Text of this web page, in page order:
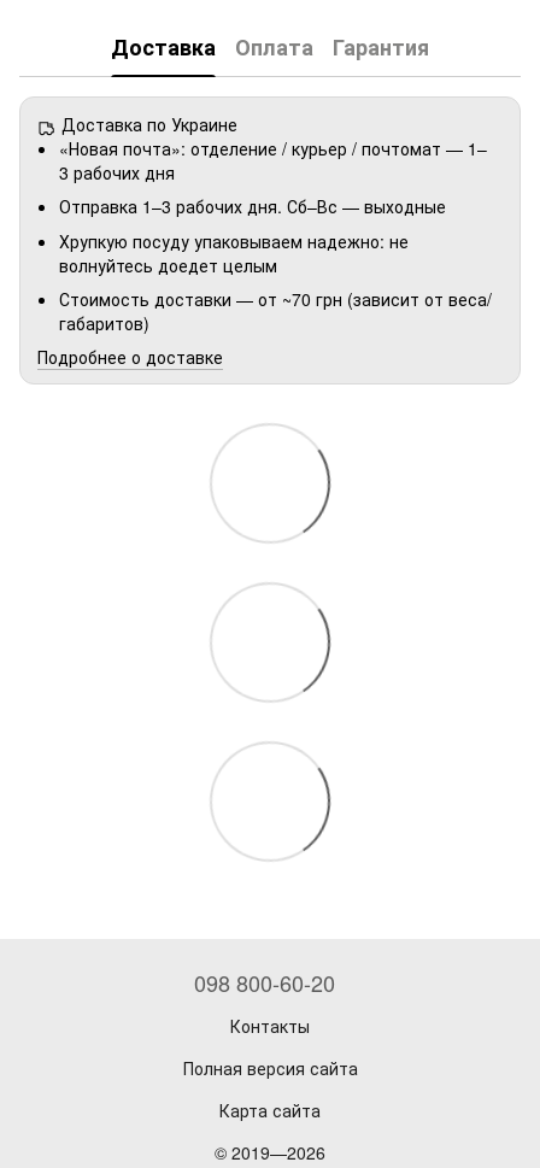
Доставка Оплата Гарантия
Доставка по Украине
«Новая почта»: отделение / курьер / почтомат — 1–
3 рабочих дня
Отправка 1–3 рабочих дня. Сб–Вс — выходные
Хрупкую посуду упаковываем надежно: не
волнуйтесь доедет целым
Стоимость доставки — от ~70 грн (зависит от веса/
габаритов)
Подробнее о доставке
098 800-60-20
Контакты
Полная версия сайта
Карта сайта
© 2019—2026